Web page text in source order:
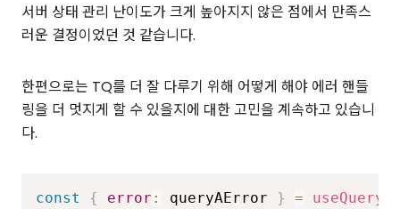
서버 상태 관리 난이도가 크게 높아지지 않은 점에서 만족스
러운 결정이었던 것 같습니다.
한편으로는 TQ를 더 잘 다루기 위해 어떻게 해야 에러 핸들
링을 더 멋지게 할 수 있을지에 대한 고민을 계속하고 있습니
다.
const { error : queryAError } = useQuery